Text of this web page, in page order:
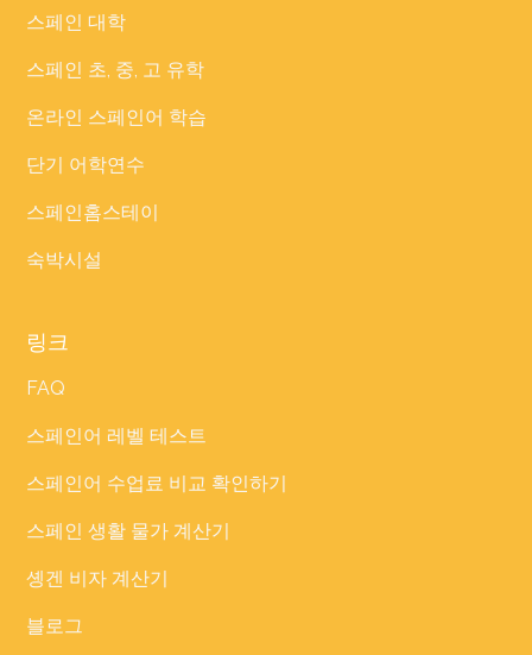
스페인 대학
스페인 초, 중, 고 유학
온라인 스페인어 학습
단기 어학연수
스페인홈스테이
숙박시설
링크
FAQ
스페인어 레벨 테스트
스페인어 수업료 비교 확인하기
스페인 생활 물가 계산기
솅겐 비자 계산기
블로그